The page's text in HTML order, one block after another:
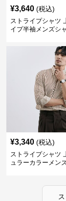
¥3,640 (税込)
ストライプシャツ
イプ半袖メンズシ
¥3,340 (税込)
ストライプシャツ
ュラーカラーメン